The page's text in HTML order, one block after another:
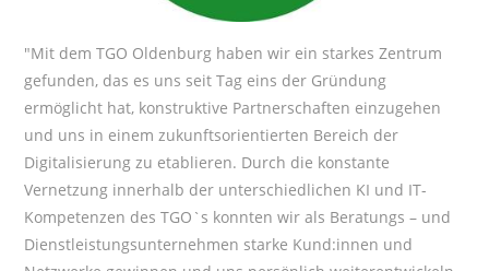
"Mit dem TGO Oldenburg haben wir ein starkes Zentrum
gefunden, das es uns seit Tag eins der Gründung
ermöglicht hat, konstruktive Partnerschaften einzugehen
und uns in einem zukunftsorientierten Bereich der
Digitalisierung zu etablieren. Durch die konstante
Vernetzung innerhalb der unterschiedlichen KI und IT-
Kompetenzen des TGO`s konnten wir als Beratungs – und
Dienstleistungsunternehmen starke Kund:innen und